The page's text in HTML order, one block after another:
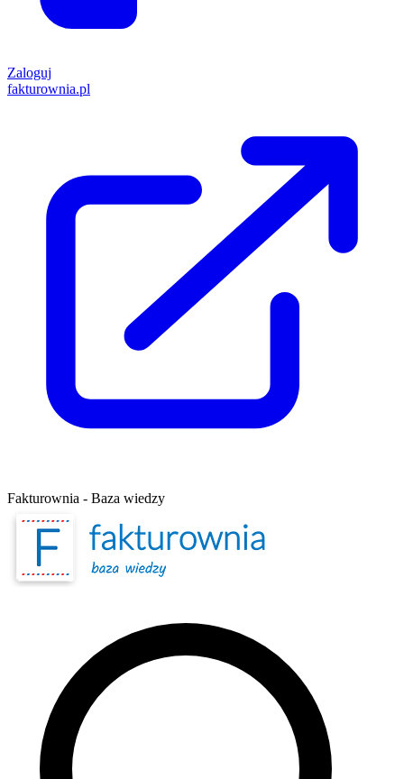
Zaloguj
fakturownia.pl
Fakturownia - Baza wiedzy